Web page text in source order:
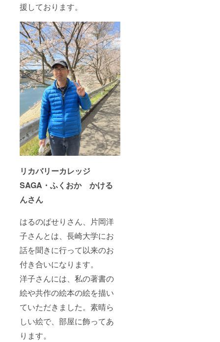
援しております。
リカバリーカレッジ
SAGA・ふくおか かける
んさん
はるのぱせりさん、片岡洋
子さんとは、長崎大学にお
話を聞きに行って以来のお
付き合いになります。
洋子さんには、私の著書の
絵や共作の絵本の絵を描い
ていただきました。素晴ら
しい絵で、部屋に飾ってあ
ります。